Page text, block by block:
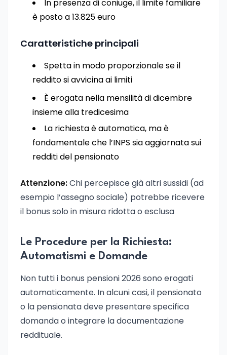
In presenza di coniuge, il limite familiare
è posto a 13.825 euro
Caratteristiche principali
Spetta in modo proporzionale se il
reddito si avvicina ai limiti
È erogata nella mensilità di dicembre
insieme alla tredicesima
La richiesta è automatica, ma è
fondamentale che l’INPS sia aggiornata sui
redditi del pensionato
Attenzione:Chi percepisce già altri sussidi (ad
esempio l’assegno sociale) potrebbe ricevere
il bonus solo in misura ridotta o esclusa
Le Procedure per la Richiesta:
Automatismi e Domande
Non tutti i bonus pensioni 2026 sono erogati
automaticamente. In alcuni casi, il pensionato
o la pensionata deve presentare specifica
domanda o integrare la documentazione
reddituale.